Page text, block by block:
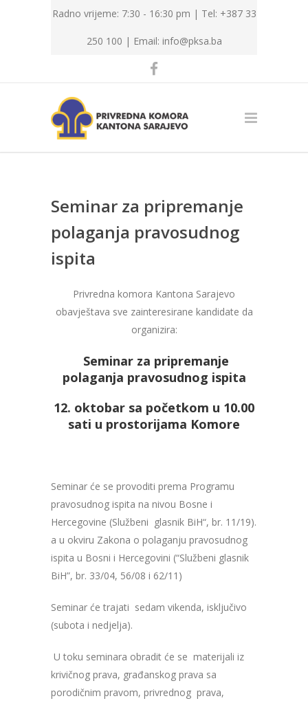
Radno vrijeme: 7:30 - 16:30 pm | Tel: +387 33
250 100 | Email: info@pksa.ba
Seminar za pripremanje
polaganja pravosudnog
ispita
Privredna komora Kantona Sarajevo
obavještava sve zainteresirane kandidate da
organizira:
Seminar za pripremanje
polaganja pravosudnog ispita
12. oktobar sa početkom u 10.00
sati u prostorijama Komore
Seminar će se provoditi prema Programu
pravosudnog ispita na nivou Bosne i
Hercegovine (Službeni glasnik BiH“, br. 11/19).
a u okviru Zakona o polaganju pravosudnog
ispita u Bosni i Hercegovini (“Službeni glasnik
BiH”, br. 33/04, 56/08 i 62/11)
Seminar će trajati sedam vikenda, isključivo
(subota i nedjelja).
U toku seminara obradit će se materijali iz
krivičnog prava, građanskog prava sa
porodičnim pravom, privrednog prava,